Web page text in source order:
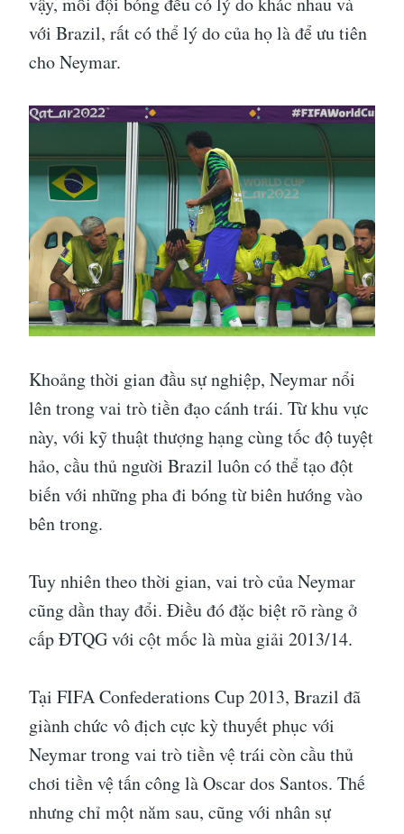
với Brazil, rất có thể lý do của họ là để ưu tiên
cho Neymar.
Khoảng thời gian đầu sự nghiệp, Neymar nổi
lên trong vai trò tiền đạo cánh trái. Từ khu vực
này, với kỹ thuật thượng hạng cùng tốc độ tuyệt
hảo, cầu thủ người Brazil luôn có thể tạo đột
biến với những pha đi bóng từ biên hướng vào
bên trong.
Tuy nhiên theo thời gian, vai trò của Neymar
cũng dần thay đổi. Điều đó đặc biệt rõ ràng ở
cấp ĐTQG với cột mốc là mùa giải 2013/14.
Tại FIFA Confederations Cup 2013, Brazil đã
giành chức vô địch cực kỳ thuyết phục với
Neymar trong vai trò tiền vệ trái còn cầu thủ
chơi tiền vệ tấn công là Oscar dos Santos. Thế
nhưng chỉ một năm sau, cũng với nhân sự